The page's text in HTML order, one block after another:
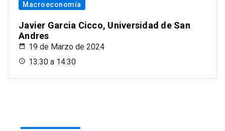
Macroeconomía
Javier Garcia Cicco, Universidad de San
Andres
19 de Marzo de 2024
13:30 a 14:30